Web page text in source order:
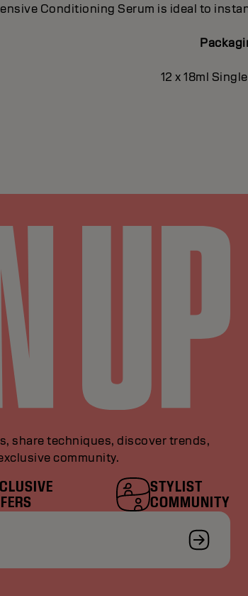
Conditioning Serum is ideal to
12 x 18ml
share techniques, discover trends,
community.
STYLIST
COMMUNITY